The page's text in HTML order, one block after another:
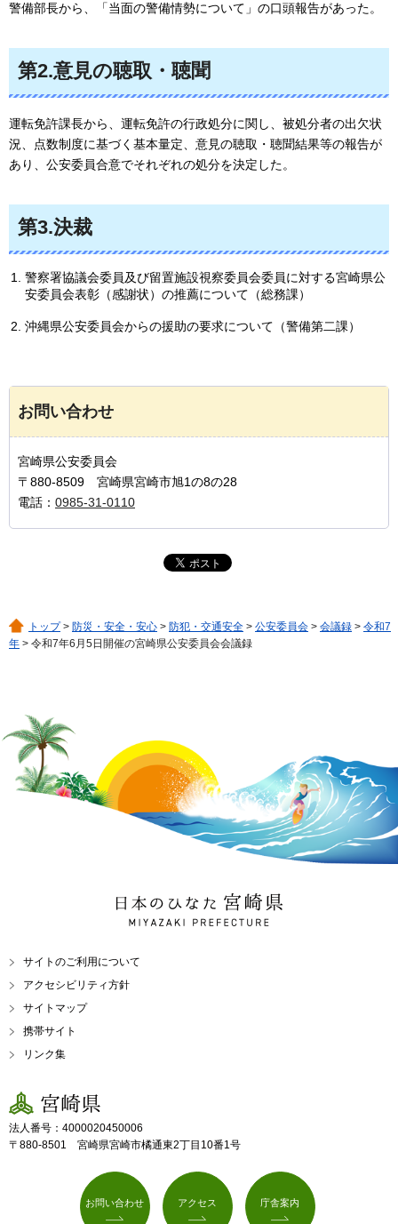
警備部長から、「当面の警備情勢について」の口頭報告があった。
第2.意見の聴取・聴聞
運転免許課長から、運転免許の行政処分に関し、被処分者の出欠状
況、点数制度に基づく基本量定、意見の聴取・聴聞結果等の報告が
あり、公安委員合意でそれぞれの処分を決定した。
第3.決裁
警察署協議会委員及び留置施設視察委員会委員に対する宮崎県公
安委員会表彰（感謝状）の推薦について（総務課）
沖縄県公安委員会からの援助の要求について（警備第二課）
お問い合わせ
宮崎県公安委員会
〒880-8509 宮崎県宮崎市旭1の8の28
電話： 0985-31-0110
トップ> 防災・安全・安心 > 防犯・交通安全 > 公安委員会 > 会議録 > 令和7
年 > 令和7年6月5日開催の宮崎県公安委員会会議録
日本のひなた 宮崎県
MIYAZAKI PREFECTURE
サイトのご利用について
アクセシビリティ方針
サイトマップ
携帯サイト
リンク集
宮崎県
法人番号：4000020450006
〒880-8501 宮崎県宮崎市橘通東2丁目10番1号
お問い合わせ アクセス 庁舎案内